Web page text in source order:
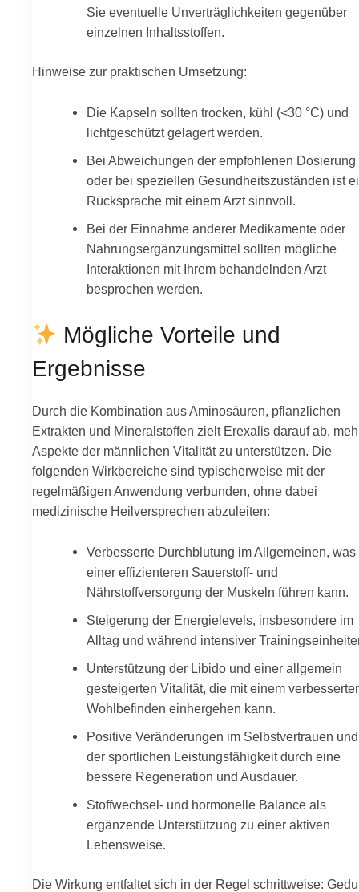
Sie eventuelle Unverträglichkeiten gegenüber
einzelnen Inhaltsstoffen.
Hinweise zur praktischen Umsetzung:
Die Kapseln sollten trocken, kühl (<30 °C) und
lichtgeschützt gelagert werden.
Bei Abweichungen der empfohlenen Dosierung
oder bei speziellen Gesundheitszuständen ist
Rücksprache mit einem Arzt sinnvoll.
Bei der Einnahme anderer Medikamente oder
Nahrungsergänzungsmittel sollten mögliche
Interaktionen mit Ihrem behandelnden Arzt
besprochen werden.
Mögliche Vorteile und
Ergebnisse
Durch die Kombination aus Aminosäuren, pflanzlichen
Extrakten und Mineralstoffen zielt Erexalis darauf ab,
Aspekte der männlichen Vitalität zu unterstützen. Die
folgenden Wirkbereiche sind typischerweise mit der
regelmäßigen Anwendung verbunden, ohne dabei
medizinische Heilversprechen abzuleiten:
Verbesserte Durchblutung im Allgemeinen, was
einer effizienteren Sauerstoff- und
Nährstoffversorgung der Muskeln führen kann.
Steigerung der Energielevels, insbesondere im
Alltag und während intensiver
Unterstützung der Libido und einer allgemein
gesteigerten Vitalität, die mit einem
Wohlbefinden einhergehen kann.
Positive Veränderungen im Selbstvertrauen
der sportlichen Leistungsfähigkeit durch eine
bessere Regeneration und Ausdauer.
Stoffwechsel- und hormonelle Balance als
ergänzende Unterstützung zu einer aktiven
Lebensweise.
Die Wirkung entfaltet sich in der Regel schrittweise: